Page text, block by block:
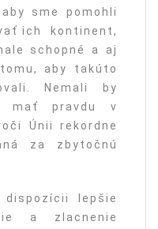
sme pomohli
ich kontinent,
schopné a aj
aby takúto
Nemali by
mať pravdu v
Únii rekordne
za zbytočnú
lepšie
a zlacnenie